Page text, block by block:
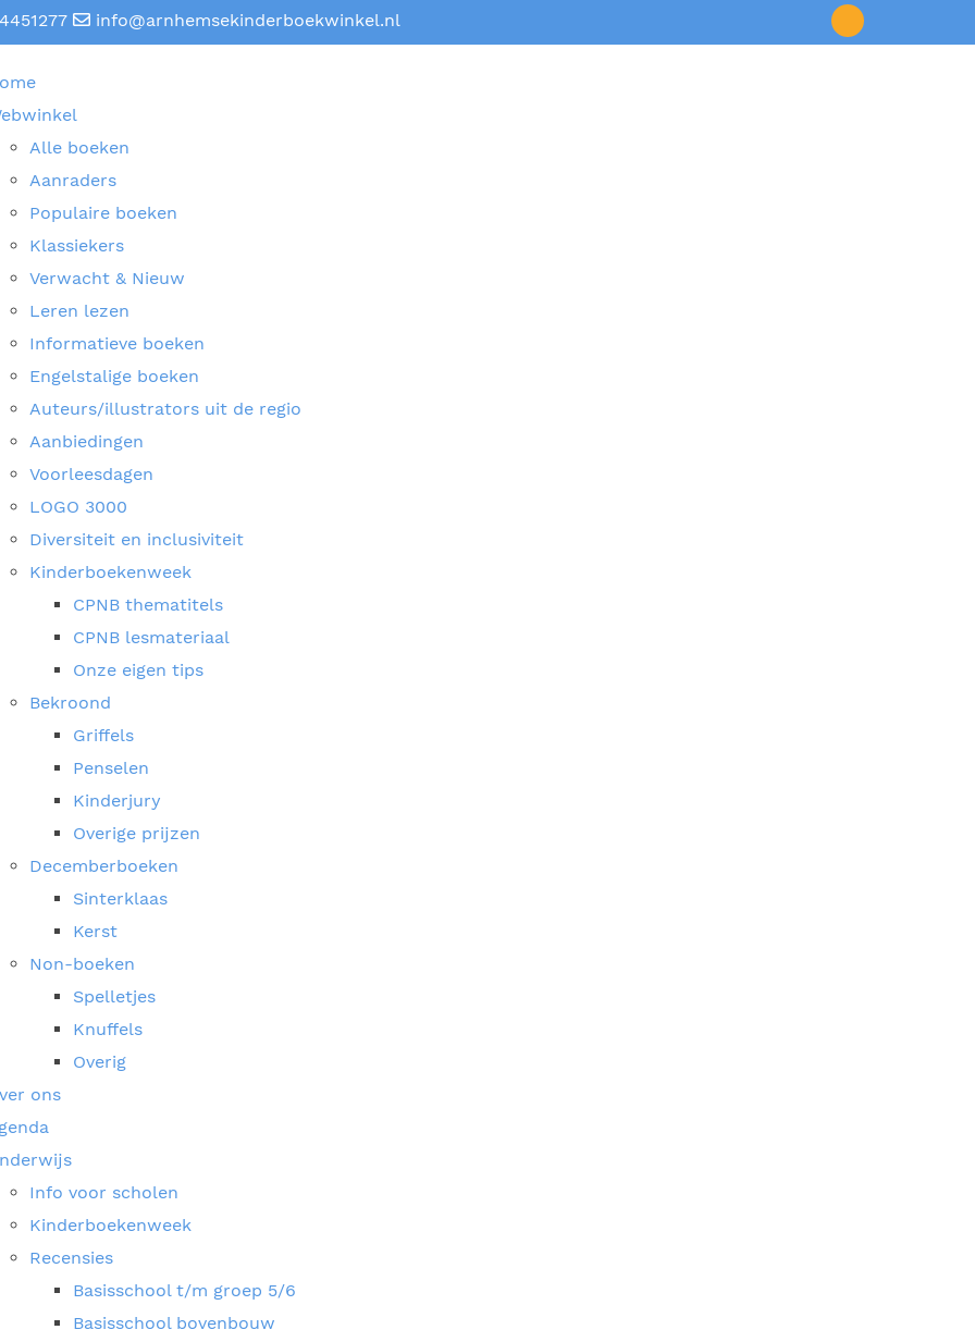
info@arnhemsekinderboekwinkel.nl
Alle boeken
Aanraders
Populaire boeken
Klassiekers
Verwacht & Nieuw
Leren lezen
Informatieve boeken
Engelstalige boeken
Auteurs/illustrators uit de regio
Aanbiedingen
Voorleesdagen
LOGO 3000
Diversiteit en inclusiviteit
Kinderboekenweek
CPNB thematitels
CPNB lesmateriaal
Onze eigen tips
Bekroond
Griffels
Penselen
Kinderjury
Overige prijzen
Decemberboeken
Sinterklaas
Kerst
Non-boeken
Spelletjes
Knuffels
Overig
ons
Info voor scholen
Kinderboekenweek
Recensies
Basisschool t/m groep 5/6
Basisschool bovenbouw